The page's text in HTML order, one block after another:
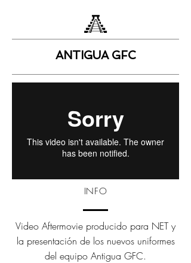
ANTIGUA GFC
INFO
Video Aftermovie producido para NET y
la presentación de los nuevos uniformes
del equipo Antigua GFC.